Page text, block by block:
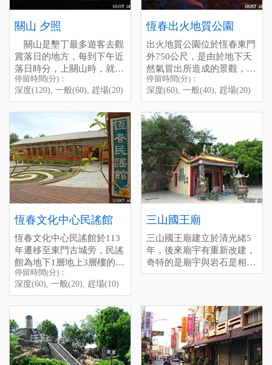
心裡還架設了許多架高倍數
望遠鏡，終於知道，原來龍
鑾潭是這麼熱鬧，可以這麼
親近的看著這麼多的水鴨、
水鳥，在湖裡生氣勃勃的忙
東忙西的，還是很感動的。
附帶一提，中心有一排藤
椅，在炎炎的墾丁下午，面
椅上，頭靠在椅背上剛好，
吹著冷氣，睡個午覺，真的
是很美好的不騙你。
墾管處介紹：龍鑾潭自然中
心
電話：08-8891456
停留時間(分)：深度(180),
一般(90), 趕場(30)
[標籤：風雨無阻 生態 免費
需停車費 ]
力，加上星光微風，這是其
他地方少有的。
停留時間(分)：深度(60), 一
般(30), 趕場(20)
[標籤：夜遊 免費 ]
關山 夕照
關山是墾丁最多遊客去觀
賞落日的地方，每到下午近
落日時分，上關山時，就很
誇張的看到底下的停車場熱
鬧非常，小家庭轎車、遊覽
車、賣香腸的、黑輪米血
的......，然後一群人就擠上
山頭的小平台，伸長著脖子
等著看日落。
關山的位置居高臨下，遠
遠望過去，海面上真的很漂
亮，那種氣勢和在路邊看日
落就是不一樣，難怪一群人
拼了命也要擠上來。其實，
覺得落日好看在太陽落下去
以後，天空雲層的變幻，由
白到紅、由紅轉紫。假如不
趕時間的話，可以好好的欣
賞，倒也不用跟著一群人硬
擠下山。
[標籤：收停車費 必遊 ]
停留時間(分)：
深度(120), 一般(60), 趕場(20)
恆春出火地質公園
出火地質公園位於恆春東門
外750公尺，是由於地下天
然氣冒出所造成的景觀，現
在由屏東縣政府管理，全面
翻修像公園般的寬敞了，
2026年2月1日正式開幕，遊
客休憩站、電梯設備、露天
舞台、地景步道、出火景觀
水池，免費提供大型停車
格、小型停車格、無障礙停
車格、公車站亭。 另外，
這裡也適合晚上來，火堆會
看得更清楚喔。
停留時間(分)：深度(60), 一
般(30), 趕場(10)
[標籤：日間活動 夜遊 防曬
Chu-Huo (Chuhuo)
The Chuhuo Geopark，
located 750 meters outside
the east gate of Hengchun，
is a landscape created by
underground natural gas
eruptions。 Now managed
by the Pingtung County
Government，it has been
completely renovated and is
now a spacious park。 It
officially opens on February
1, 2026, featuring visitor rest
areas，an open-air stage，
landscaped walkways，a
Chuhuo-themed pond，large
parking spaces，small
stops。 It's also a great place
to visit at night，as the
bonfires are more clearly
visible then。
停留時間(分)：
深度(60), 一般(40), 趕場(20)
恆春文化中心民謠館
恆春文化中心民謠館於113
年遷移至東門古城旁，民謠
館為地下1層地上3層樓的建
築物，內部空間主要規畫為
民謠展示區、聲音博物館、
民謠傳習教室、及圖書閱覽
傳承的古早音樂，大家印象
的思想起就是恆春當地有名
的陳達所創作，也是第一位
民謠起家者，到現在每一年
停留時間(分)：
深度(60), 一般(20), 趕場(10)
三山國王廟
三山國王廟建立於清光緒5
年，後來廟宇有重新改建，
奇特的是廟宇與岩石是相
連，而因廟宇前場地很寬
的地方。